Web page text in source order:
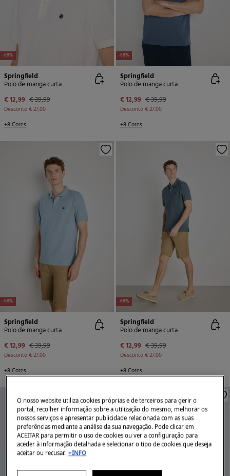
-68%
Springfield
Polo de manga curta
€ 12,99 € 39,99
Desconto€ 27,00
+8 Cores
-68%
Springfield
Polo de manga curta
€ 12,99 € 39,99
Desconto€ 27,00
+8 Cores
-68%
Springfield
Polo de manga curta
€ 12,99 € 39,99
Desconto€ 27,00
+8 Cores
-68%
Springfield
Polo de manga curta
€ 12,99 € 39,99
Desconto€ 27,00
+8 Cores
O nosso website utiliza cookies próprias e de terceiros para gerir o
portal, recolher informação sobre a utilização do mesmo, melhorar os
nossos serviços e apresentar publicidade relacionada com as suas
preferências mediante a análise da sua navegação. Pode clicar em
ACEITAR para permitir o uso de cookies ou ver a configuração para
aceder à informação detalhada e selecionar o tipo de cookies que deseja
aceitar ou recusar. +INFO